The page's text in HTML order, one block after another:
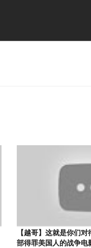
【越哥】这就是你们
部得罪美国人的战争电